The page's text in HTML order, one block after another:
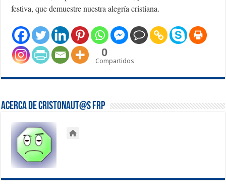
festiva, que demuestre nuestra alegría cristiana.
0
Compartidos
Acerca de Cristonaut@s FRP